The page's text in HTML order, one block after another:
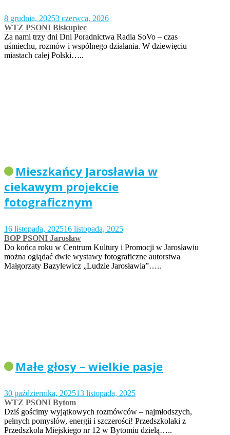
8 grudnia, 20253 czerwca, 2026
WTZ PSONI Biskupiec
Za nami trzy dni Dni Poradnictwa Radia SoVo – czas
uśmiechu, rozmów i wspólnego działania. W dziewięciu
miastach całej Polski…..
Mieszkańcy Jarosławia w
ciekawym projekcie
fotograficznym
16 listopada, 202516 listopada, 2025
BOP PSONI Jarosław
Do końca roku w Centrum Kultury i Promocji w Jarosławiu
można oglądać dwie wystawy fotograficzne autorstwa
Małgorzaty Bazylewicz „Ludzie Jarosławia”…..
Małe głosy – wielkie pasje
30 października, 202513 listopada, 2025
WTZ PSONI Bytom
Dziś gościmy wyjątkowych rozmówców – najmłodszych,
pełnych pomysłów, energii i szczerości! Przedszkolaki z
Przedszkola Miejskiego nr 12 w Bytomiu dzielą…..